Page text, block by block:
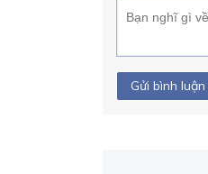
Gửi bình luận